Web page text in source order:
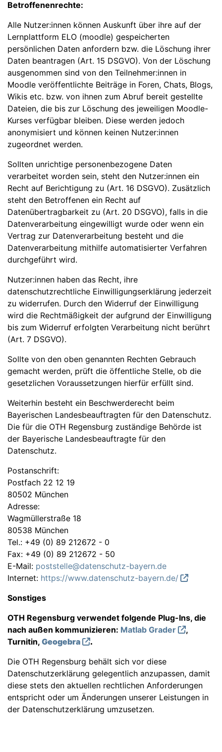
Betroffenenrechte:
Alle Nutzer:innen können Auskunft über ihre auf der
Lernplattform ELO (moodle) gespeicherten
persönlichen Daten anfordern bzw. die Löschung ihrer
Daten beantragen (Art. 15 DSGVO). Von der Löschung
ausgenommen sind von den Teilnehmer:innen in
Moodle veröffentlichte Beiträge in Foren, Chats, Blogs,
Wikis etc. bzw. von ihnen zum Abruf bereit gestellte
Dateien, die bis zur Löschung des jeweiligen Moodle-
Kurses verfügbar bleiben. Diese werden jedoch
anonymisiert und können keinen Nutzer:innen
zugeordnet werden.
Sollten unrichtige personenbezogene Daten
verarbeitet worden sein, steht den Nutzer:innen ein
Recht auf Berichtigung zu (Art. 16 DSGVO). Zusätzlich
steht den Betroffenen ein Recht auf
Datenübertragbarkeit zu (Art. 20 DSGVO), falls in die
Datenverarbeitung eingewilligt wurde oder wenn ein
Vertrag zur Datenverarbeitung besteht und die
Datenverarbeitung mithilfe automatisierter Verfahren
durchgeführt wird.
Nutzer:innen haben das Recht, ihre
datenschutzrechtliche Einwilligungserklärung jederzeit
zu widerrufen. Durch den Widerruf der Einwilligung
wird die Rechtmäßigkeit der aufgrund der Einwilligung
bis zum Widerruf erfolgten Verarbeitung nicht berührt
(Art. 7 DSGVO).
Sollte von den oben genannten Rechten Gebrauch
gemacht werden, prüft die öffentliche Stelle, ob die
gesetzlichen Voraussetzungen hierfür erfüllt sind.
Weiterhin besteht ein Beschwerderecht beim
Bayerischen Landesbeauftragten für den Datenschutz.
Die für die OTH Regensburg zuständige Behörde ist
der Bayerische Landesbeauftragte für den
Datenschutz.
Postanschrift:
Postfach 22 12 19
80502 München
Adresse:
Wagmüllerstraße 18
80538 München
Tel.: +49 (0) 89 212672 - 0
Fax: +49 (0) 89 212672 - 50
E-Mail: poststelle@datenschutz-bayern.de
Internet: https://www.datenschutz-bayern.de/
Sonstiges
OTH Regensburg verwendet folgende Plug-Ins, die
nach außen kommunizieren: Matlab Grader
,
Turnitin, Geogebra
.
Die OTH Regensburg behält sich vor diese
Datenschutzerklärung gelegentlich anzupassen, damit
diese stets den aktuellen rechtlichen Anforderungen
entspricht oder um Änderungen unserer Leistungen in
der Datenschutzerklärung umzusetzen.